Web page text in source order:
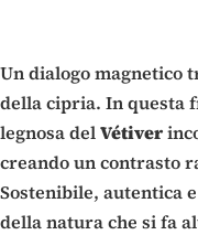
Un dialogo magnetico
della cipria. In questa
legnosa delVétiver
creando un contrasto
Sostenibile, autentica
della natura che si fa